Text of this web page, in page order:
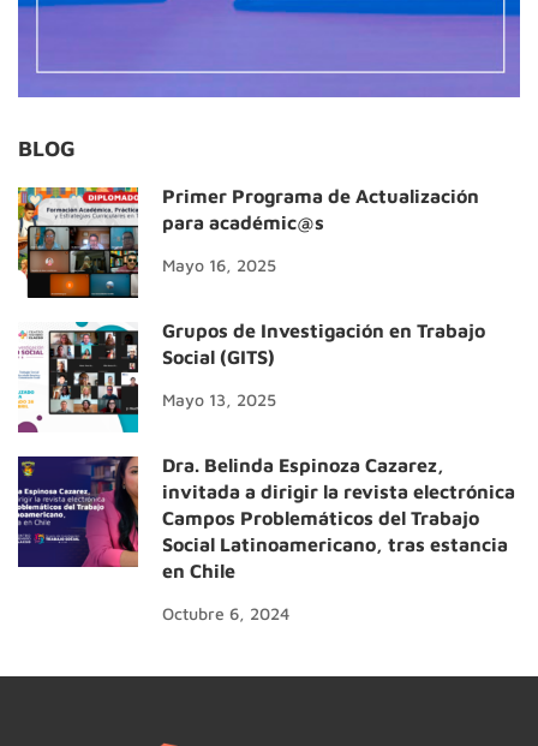
BLOG
Primer Programa de Actualización
para académic@s
Mayo 16, 2025
Grupos de Investigación en Trabajo
Social (GITS)
Mayo 13, 2025
Dra. Belinda Espinoza Cazarez,
invitada a dirigir la revista electrónica
Campos Problemáticos del Trabajo
Social Latinoamericano, tras estancia
en Chile
Octubre 6, 2024